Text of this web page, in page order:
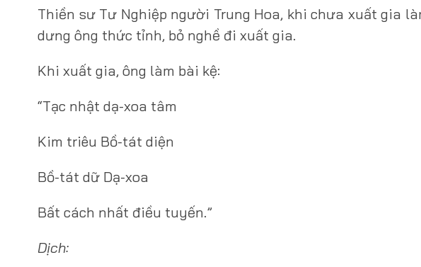
Thiền sư Tư Nghiệp người Trung Hoa, khi chưa xuất gia
dưng ông thức tỉnh, bỏ nghề đi xuất gia.
Khi xuất gia, ông làm bài kệ:
“Tạc nhật dạ-xoa tâm
Kim triêu Bồ-tát diện
Bồ-tát dữ Dạ-xoa
Bất cách nhất điều tuyến.”
Dịch: